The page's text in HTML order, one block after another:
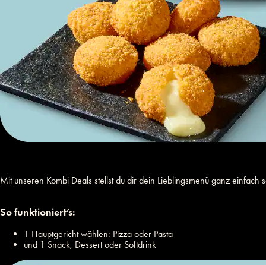
Mit unseren Kombi Deals stellst du dir dein Lieblingsmenü ganz
So funktioniert’s:
1 Hauptgericht wählen: Pizza oder Pasta
und 1 Snack, Dessert oder Softdrink